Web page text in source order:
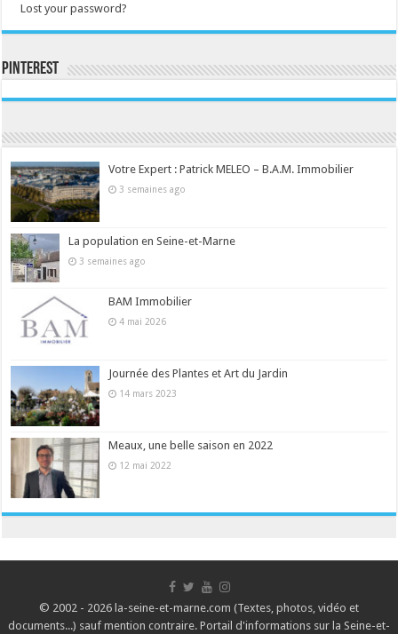
Lost your password?
Pinterest
Votre Expert : Patrick MELEO – B.A.M. Immobilier
3 semaines ago
La population en Seine-et-Marne
3 semaines ago
BAM Immobilier
4 mai 2026
Journée des Plantes et Art du Jardin
14 mars 2023
Meaux, une belle saison en 2022
12 mai 2022
© 2002 - 2026 la-seine-et-marne.com (Textes, photos, vidéo et
documents...) sauf mention contraire. Portail d'informations sur la Seine-et-